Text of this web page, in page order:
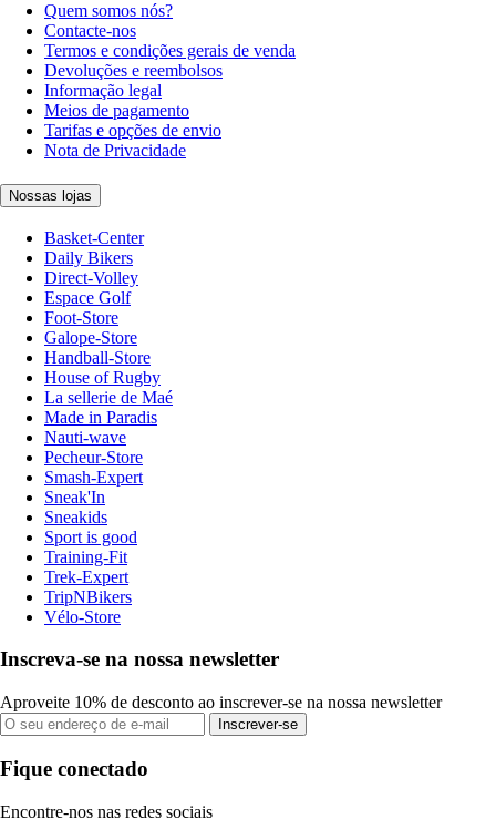
Quem somos nós?
Contacte-nos
Termos e condições gerais de venda
Devoluções e reembolsos
Informação legal
Meios de pagamento
Tarifas e opções de envio
Nota de Privacidade
Nossas lojas
Basket-Center
Daily Bikers
Direct-Volley
Espace Golf
Foot-Store
Galope-Store
Handball-Store
House of Rugby
La sellerie de Maé
Made in Paradis
Nauti-wave
Pecheur-Store
Smash-Expert
Sneak'In
Sneakids
Sport is good
Training-Fit
Trek-Expert
TripNBikers
Vélo-Store
Inscreva-se na nossa newsletter
Aproveite 10% de desconto ao inscrever-se na nossa newsletter
Inscrever-se
Fique conectado
Encontre-nos nas redes sociais